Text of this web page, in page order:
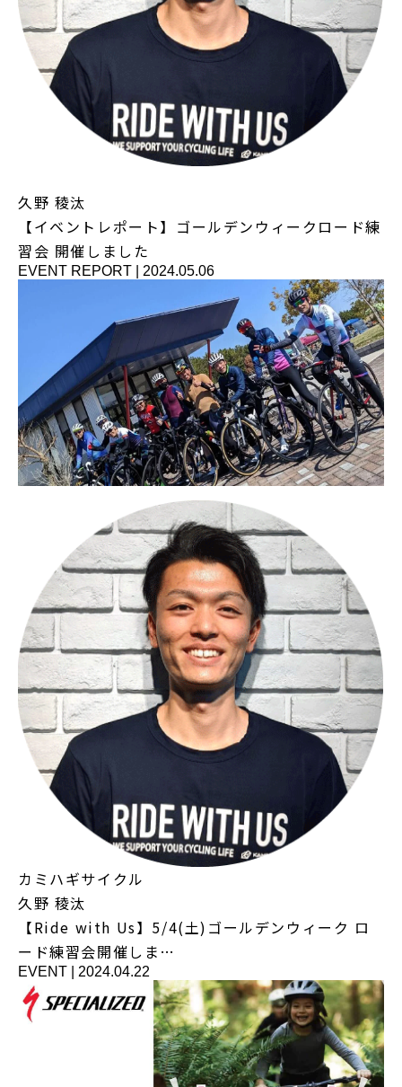
久野 稜汰
【イベントレポート】ゴールデンウィークロード練
習会 開催しました
EVENT REPORT 2024.05.06
カミハギサイクル
久野 稜汰
【Ride with Us】5/4(土)ゴールデンウィーク ロ
ード練習会開催しま…
EVENT 2024.04.22